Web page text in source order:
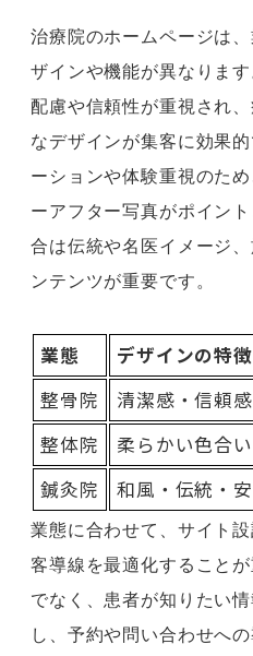
治療院のホームページは
ザインや機能が異なりま
配慮や信頼性が重視され
なデザインが集客に効果
ーションや体験重視のた
ーアフター写真がポイン
合は伝統や名医イメージ
ンテンツが重要です。
業態 デザインの特徴
整骨院
清潔感・信頼
整体院
柔らかい色合
鍼灸院
和風・伝統・
業態に合わせて、サイト
客導線を最適化すること
でなく、患者が知りたい
し、予約や問い合わせへ